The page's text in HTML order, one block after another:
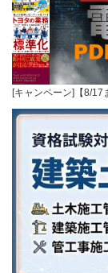
[キャンペーン]【8/